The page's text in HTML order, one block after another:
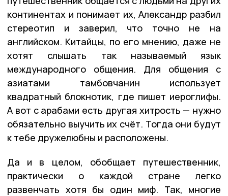
континентах и понимает их, Александр разбил
стереотип и заверил, что точно не на
английском. Китайцы, по его мнению, даже не
хотят слышать так называемый язык
международного общения. Для общения с
азиатами тамбовчанин использует
квадратный блокнотик, где пишет иероглифы.
А вот с арабами есть другая хитрость — нужно
обязательно выучить их счёт. Тогда они будут
к тебе дружелюбны и расположены.
Да и в целом, обобщает путешественник,
практически о каждой стране легко
развенчать хотя бы один миф. Так, многие